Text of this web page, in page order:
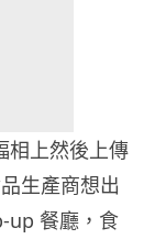
相上然後上傳
生產商想出
up 餐廳，食